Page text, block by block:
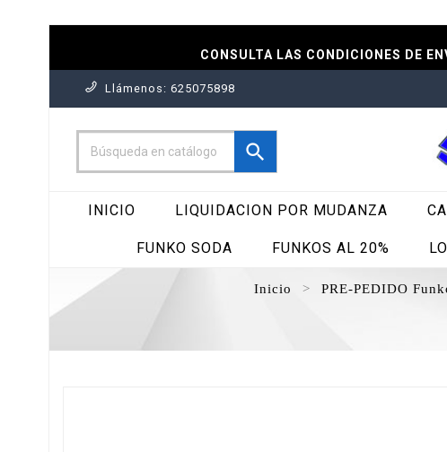
CONSULTA LAS CONDICIONES DE
Llámenos: 625075898

INICIO LIQUIDACION POR MUDANZA
FUNKO SODA FUNKOS AL 20%
Inicio PRE-PEDIDO